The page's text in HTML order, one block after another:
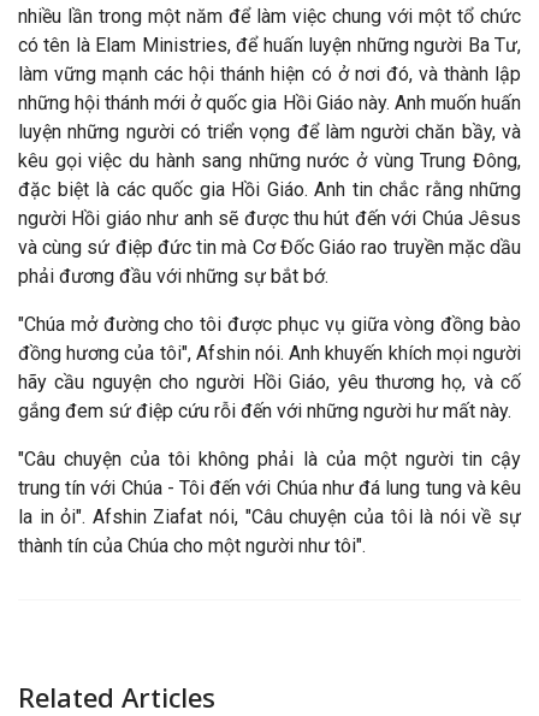
nhiều lần trong một năm để làm việc chung với một tổ chức
có tên là Elam Ministries, để huấn luyện những người Ba Tư,
làm vững mạnh các hội thánh hiện có ở nơi đó, và thành lập
những hội thánh mới ở quốc gia Hồi Giáo này. Anh muốn huấn
luyện những người có triển vọng để làm người chăn bầy, và
kêu gọi việc du hành sang những nước ở vùng Trung Đông,
đặc biệt là các quốc gia Hồi Giáo. Anh tin chắc rằng những
người Hồi giáo như anh sẽ được thu hút đến với Chúa Jêsus
và cùng sứ điệp đức tin mà Cơ Đốc Giáo rao truyền mặc dầu
phải đương đầu với những sự bắt bớ.
"Chúa mở đường cho tôi được phục vụ giữa vòngđồng bào
đồng hương của tôi", Afshin nói. Anh khuyến khích mọi người
hãy cầu nguyện cho người Hồi Giáo, yêu thương họ, và cố
gắng đem sứ điệp cứu rỗi đến với những người hư mất này.
"Câu chuyện của tôi không phải là của một người tin cậy
trung tín với Chúa - Tôi đến với Chúa như đá lung tung và kêu
la in ỏi". Afshin Ziafat nói, "Câu chuyện của tôi là nói về sự
thành tín của Chúa cho một người như tôi".
Related Articles